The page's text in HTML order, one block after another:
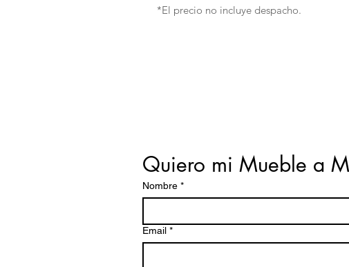
*El precio no incluye despacho.
Quiero mi Mueble a
Nombre *
Email *